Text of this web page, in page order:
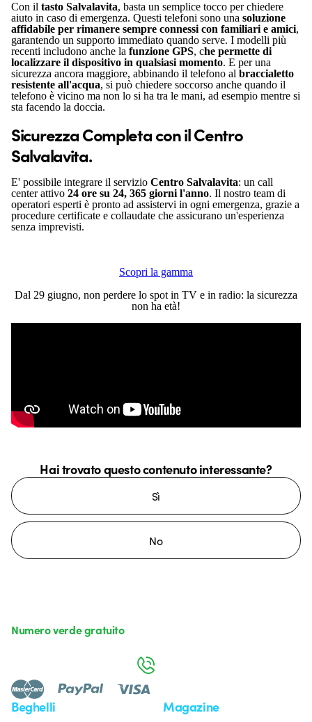
Con il tasto Salvalavita, basta un semplice tocco per chiedere
aiuto in caso di emergenza. Questi telefoni sono una soluzione
affidabile per rimanere sempre connessi con familiari e amici,
garantendo un supporto immediato quando serve. I modelli più
recenti includono anche la funzione GPS, che permette di
localizzare il dispositivo in qualsiasi momento. E per una
sicurezza ancora maggiore, abbinando il telefono al braccialetto
resistente all'acqua, si può chiedere soccorso anche quando il
telefono è vicino ma non lo si ha tra le mani, ad esempio mentre si
sta facendo la doccia.
Sicurezza Completa con il Centro
Salvalavita.
E' possibile integrare il servizio Centro Salvalavita: un call
center attivo 24 ore su 24, 365 giorni l'anno. Il nostro team di
operatori esperti è pronto ad assistervi in ogni emergenza, grazie a
procedure certificate e collaudate che assicurano un'esperienza
senza imprevisti.
Scopri la gamma
Dal 29 giugno, non perdere lo spot in TV e in radio: la sicurezza
non ha età!
Hai trovato questo contenuto interessante?
Sì
No
Beghelli Magazine
Numero verde gratuito